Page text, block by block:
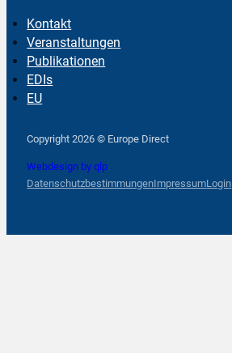
Kontakt
Veranstaltungen
Publikationen
EDIs
EU
Copyright 2026 © Europe Direct
Webdesign by qlp
DatenschutzbestimmungenImpressumLogin